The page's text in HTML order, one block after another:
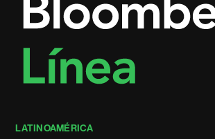
LATINOAMÉRICA